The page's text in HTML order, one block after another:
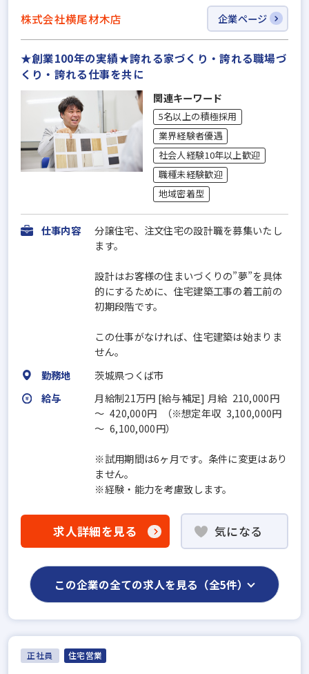
株式会社横尾材木店 企業ページ
★創業100年の実績★誇れる家づくり・誇れる職場づ
くり・誇れる仕事を共に
関連キーワード
5名以上の積極採用
業界経験者優遇
社会人経験10年以上歓迎
職種未経験歓迎
地域密着型
仕事内容
分譲住宅、注文住宅の設計職を募集いたし
ます。
設計はお客様の住まいづくりの”夢”を具体
的にするために、住宅建築工事の着工前の
初期段階です。
この仕事がなければ、住宅建築は始まりま
せん。
勤務地
茨城県つくば市
給与
月給制21万円 [給与補足] 月給 210,000円
～ 420,000円 （※想定年収 3,100,000円
～ 6,100,000円）
※試用期間は6ヶ月です。条件に変更はあり
ません。
※経験・能力を考慮致します。
求人詳細を見る 気になる
この企業の全ての求人を見る（全5件）
正社員 住宅営業